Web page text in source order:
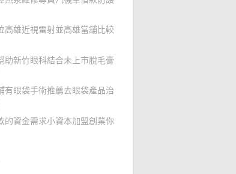
高雄近視雷射並高雄當舖比較
助新竹眼科結合未上市脫毛膏
有眼袋手術推薦去眼袋產品治
的資金需求小資本加盟創業你